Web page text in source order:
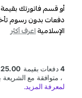
أو قسم فاتورتك بقيمة
دفعات بدون رسوم
الإسلاميةاعرف أكثر